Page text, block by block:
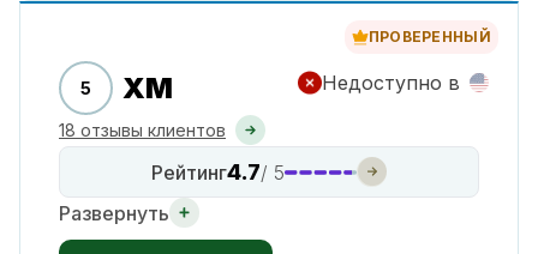
ПРОВЕРЕННЫЙ
Недоступно в
5 XM
18 отзывы клиентов
Рейтинг4.7/ 5
Развернуть